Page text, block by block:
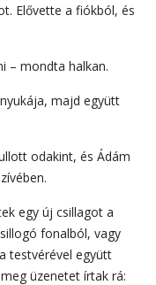
Elővette a fiókból, és
– mondta halkan.
majd együtt
odakint, és Ádám
egy új csillagot a
fonalból, vagy
testvérével együtt
üzenetet írtak rá: